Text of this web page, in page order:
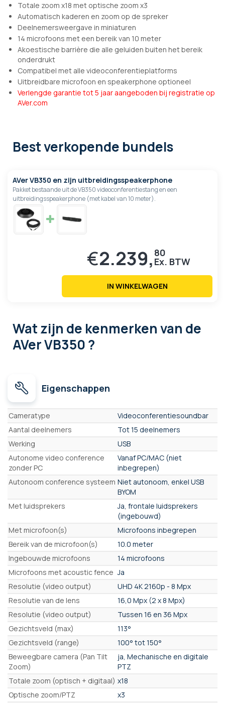
Totale zoom x18 met optische zoom x3
Automatisch kaderen en zoom op de spreker
Deelnemersweergave in miniaturen
14 microfoons met een bereik van 10 meter
Akoestische barrière die alle geluiden buiten het bereik
onderdrukt
Compatibel met alle videoconferentieplatforms
Uitbreidbare microfoon en speakerphone optioneel
Verlengde garantie tot 5 jaar aangeboden bij registratie op
AVer.com
Best verkopende bundels
AVer VB350 en zijn uitbreidingsspeakerphone
Pakket bestaande uit de VB350 videoconferentiestang en een
uitbreidingsspeakerphone (met kabel van 10 meter).
€2.239, 80
IN WINKELWAGEN
Wat zijn de kenmerkenvan de
AVer VB350 ?
Eigenschappen
Eigenschappen
Cameratype
Videoconferentiesoundbar
Aantal deelnemers
Tot 15 deelnemers
Werking
USB
Autonome video conference
zonder PC
Vanaf PC/MAC (niet
inbegrepen)
Autonoom conference systeem Niet autonoom, enkel USB
BYOM
Met luidsprekers
Ja, frontale luidsprekers
(ingebouwd)
Met microfoon(s)
Microfoons inbegrepen
Bereik van de microfoon(s)
10.0 meter
Ingebouwde microfoons
14 microfoons
Microfoons met acoustic fence Ja
Resolutie (video output)
UHD 4K 2160p - 8 Mpx
Resolutie van de lens
16,0 Mpx (2 x 8 Mpx)
Resolutie (video output)
Tussen 16 en 36 Mpx
Gezichtsveld (max)
113°
Gezichtsveld (range)
100° tot 150°
Beweegbare camera (Pan Tilt
Zoom)
ja, Mechanische en digitale
PTZ
Totale zoom (optisch + digitaal) x18
Optische zoom/PTZ
x3